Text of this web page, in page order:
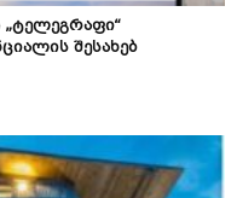
შესახებ